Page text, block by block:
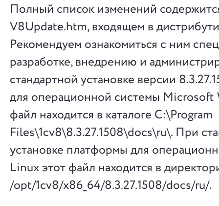
Полный список изменений
V8Update.htm, входящем в
Рекомендуем ознакомиться с ним
разработке, внедрению и
стандартной установке версии
для операционной системы Microsoft
файл находится в каталоге C:\Program
Files\1cv8\8.3.27.1508\docs\ru\. При
установке платформы для
Linux этот файл находится в
/opt/1cv8/x86_64/8.3.27.1508/docs/ru/.